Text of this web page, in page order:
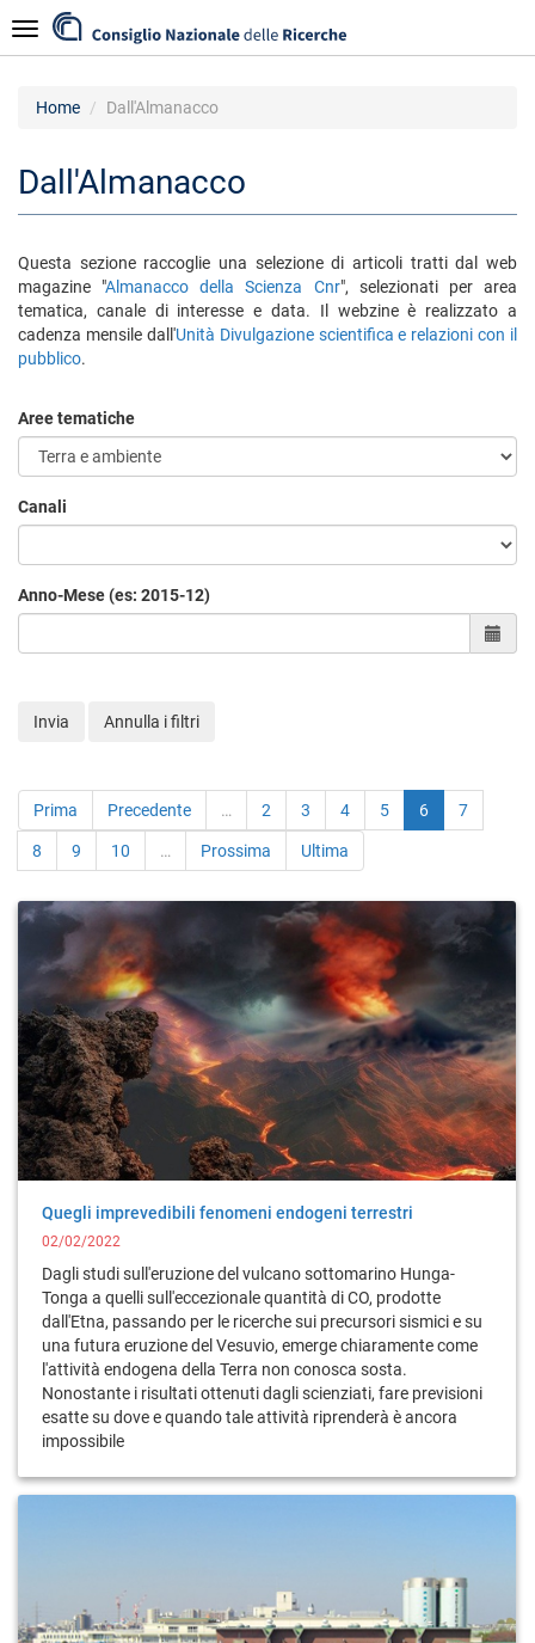
al
contenuto
Navigazione
Home Dall'Almanacco
Dall'Almanacco
Questa sezione raccoglie una selezione di articoli tratti dal web
magazine "Almanacco della Scienza Cnr", selezionati per area
tematica, canale di interesse e data. Il webzine è realizzato a
cadenza mensile dall'Unità Divulgazione scientifica e relazioni con il
pubblico.
Aree tematiche
Canali
Anno-Mese (es: 2015-12)
Invia Annulla i filtri
Prima Precedente … 2 3 4 5 6 7
8 9 10 … Prossima Ultima
Quegli imprevedibili fenomeni endogeni terrestri
02/02/2022
Dagli studi sull'eruzione del vulcano sottomarino Hunga-
Tonga a quelli sull'eccezionale quantità di CO, prodotte
dall'Etna, passando per le ricerche sui precursori sismici e su
una futura eruzione del Vesuvio, emerge chiaramente come
l'attività endogena della Terra non conosca sosta.
Nonostante i risultati ottenuti dagli scienziati, fare previsioni
esatte su dove e quando tale attività riprenderà è ancora
impossibile